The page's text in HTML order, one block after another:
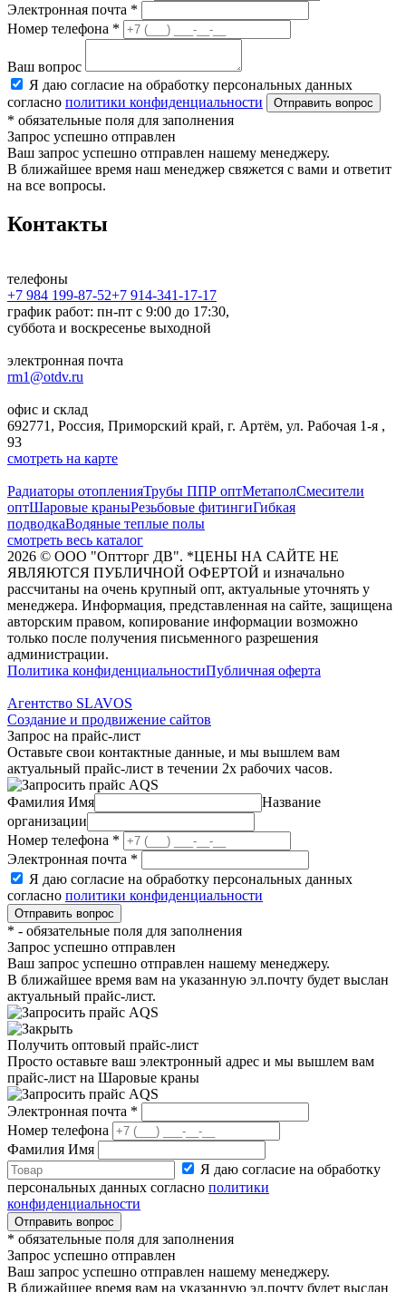
Электронная почта *
Номер телефона *
Ваш вопрос
Я даю согласие на обработку персональных данных
согласно политики конфиденциальности
* обязательные поля для заполнения
Запрос успешно отправлен
Ваш запрос успешно отправлен нашему менеджеру.
В ближайшее время наш менеджер свяжется с вами и ответит
на все вопросы.
Контакты
телефоны
+7 984 199-87-52+7 914-341-17-17
график работ: пн-пт с 9:00 до 17:30,
суббота и воскресенье выходной
электронная почта
rm1@otdv.ru
офис и склад
692771, Россия, Приморский край, г. Артём, ул. Рабочая 1-я ,
93
смотреть на карте
Радиаторы отопленияТрубы ППР оптМетаполСмесители
оптШаровые краныРезьбовые фитингиГибкая
подводкаВодяные теплые полы
смотреть весь каталог
2026 © ООО "Оптторг ДВ". *ЦЕНЫ НА САЙТЕ НЕ
ЯВЛЯЮТСЯ ПУБЛИЧНОЙ ОФЕРТОЙ и изначально
рассчитаны на очень крупный опт, актуальные уточнять у
менеджера. Информация, представленная на сайте, защищена
авторским правом, копирование информации возможно
только после получения письменного разрешения
администрации.
Политика конфиденциальностиПубличная оферта
Агентство SLAVOS
Создание и продвижение сайтов
Запрос на прайс-лист
Оставьте свои контактные данные, и мы вышлем вам
актуальный прайс-лист в течении 2х рабочих часов.
Фамилия Имя
Название
организации
Номер телефона *
Электронная почта *
Я даю согласие на обработку персональных данных
согласно политики конфиденциальности
* - обязательные поля для заполнения
Запрос успешно отправлен
Ваш запрос успешно отправлен нашему менеджеру.
В ближайшее время вам на указанную эл.почту будет выслан
актуальный прайс-лист.
Получить оптовый прайс-лист
Просто оставьте ваш электронный адрес и мы вышлем вам
прайс-лист на Шаровые краны
Электронная почта *
Номер телефона
Фамилия Имя
Я даю согласие на обработку
персональных данных согласно политики
конфиденциальности
* обязательные поля для заполнения
Запрос успешно отправлен
Ваш запрос успешно отправлен нашему менеджеру.
В ближайшее время вам на указанную эл.почту будет выслан